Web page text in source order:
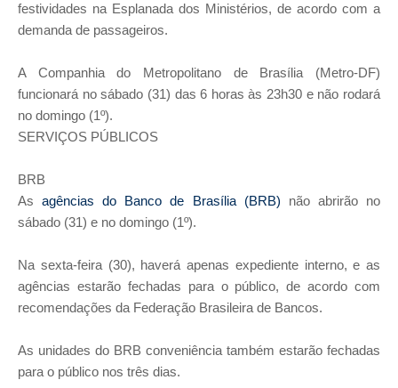
festividades na Esplanada dos Ministérios, de acordo com a
demanda de passageiros.
A Companhia do Metropolitano de Brasília (Metro-DF)
funcionará no sábado (31) das 6 horas às 23h30 e não rodará
no domingo (1º).
SERVIÇOS PÚBLICOS
BRB
Asagências do Banco de Brasília (BRB) não abrirão no
sábado (31) e no domingo (1º).
Na sexta-feira (30), haverá apenas expediente interno, e as
agências estarão fechadas para o público, de acordo com
recomendações da Federação Brasileira de Bancos.
As unidades do BRB conveniência também estarão fechadas
para o público nos três dias.